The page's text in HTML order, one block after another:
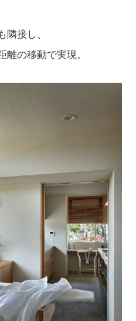
隣接し、
の移動で実現。